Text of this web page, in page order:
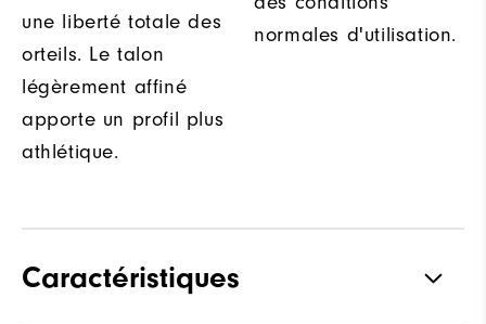
une liberté totale des
orteils. Le talon
légèrement affiné
apporte un profil plus
athlétique.
normales d'utilisation.
Caractéristiques